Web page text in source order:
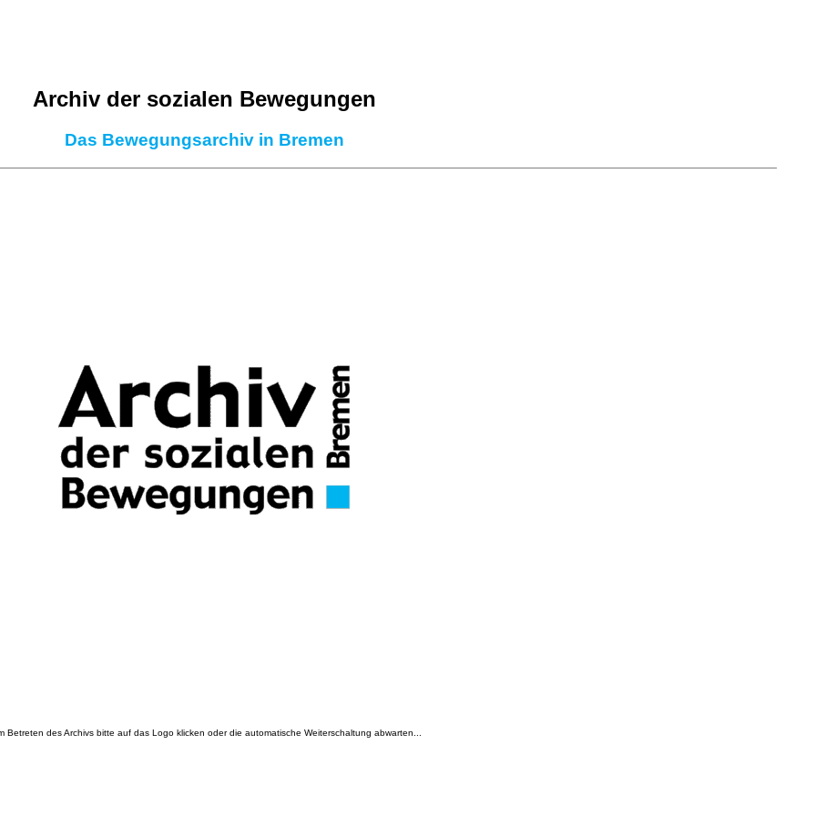
Archiv der sozialen Bewegungen
Das Bewegungsarchiv in Bremen
Betreten des Archivs bitte auf das Logo klicken oder die automatische Weiterschaltung abwarten...